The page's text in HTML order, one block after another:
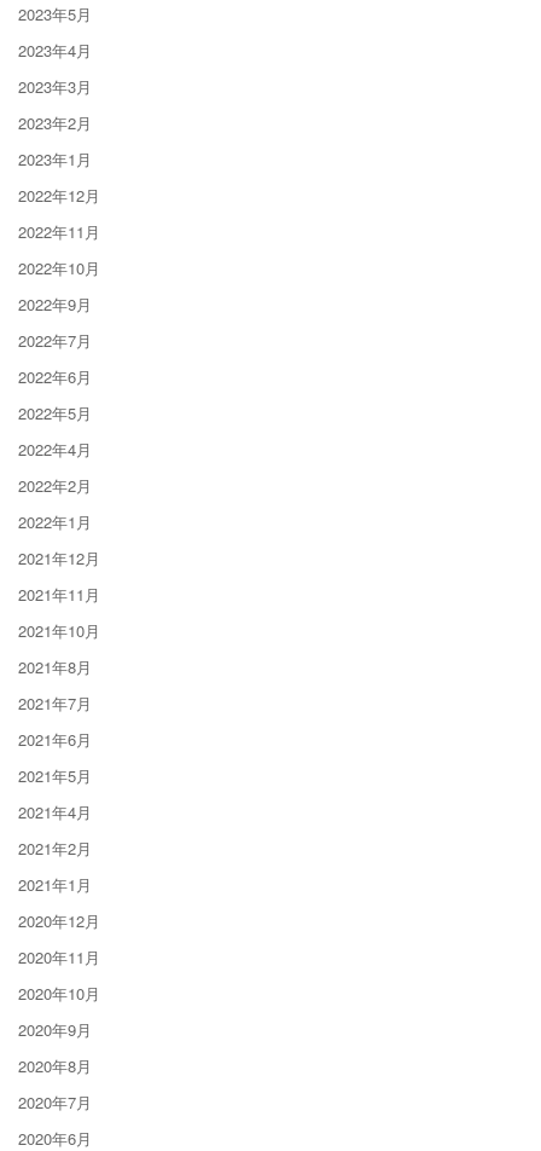
2023年5月
2023年4月
2023年3月
2023年2月
2023年1月
2022年12月
2022年11月
2022年10月
2022年9月
2022年7月
2022年6月
2022年5月
2022年4月
2022年2月
2022年1月
2021年12月
2021年11月
2021年10月
2021年8月
2021年7月
2021年6月
2021年5月
2021年4月
2021年2月
2021年1月
2020年12月
2020年11月
2020年10月
2020年9月
2020年8月
2020年7月
2020年6月